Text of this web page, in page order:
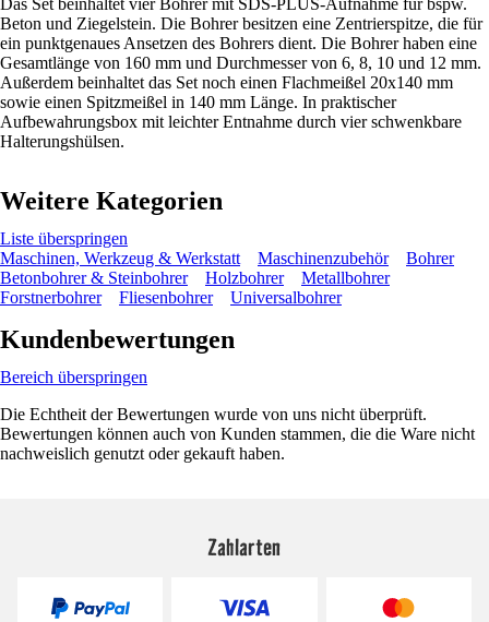
Das Set beinhaltet vier Bohrer mit SDS-PLUS-Aufnahme für bspw.
Beton und Ziegelstein. Die Bohrer besitzen eine Zentrierspitze, die für
ein punktgenaues Ansetzen des Bohrers dient. Die Bohrer haben eine
Gesamtlänge von 160 mm und Durchmesser von 6, 8, 10 und 12 mm.
Außerdem beinhaltet das Set noch einen Flachmeißel 20x140 mm
sowie einen Spitzmeißel in 140 mm Länge. In praktischer
Aufbewahrungsbox mit leichter Entnahme durch vier schwenkbare
Halterungshülsen.
Weitere Kategorien
Liste überspringen
Maschinen, Werkzeug & Werkstatt
Maschinenzubehör
Bohrer
Betonbohrer & Steinbohrer
Holzbohrer
Metallbohrer
Forstnerbohrer
Fliesenbohrer Universalbohrer
Kundenbewertungen
Bereich überspringen
Die Echtheit der Bewertungen wurde von uns nicht überprüft.
Bewertungen können auch von Kunden stammen, die die Ware nicht
nachweislich genutzt oder gekauft haben.
Zahlarten